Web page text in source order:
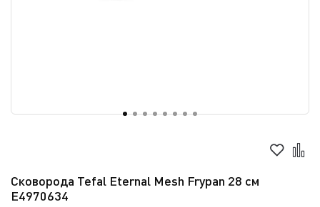
Сковорода Tefal Eternal Mesh Frypan 28 см
E4970634